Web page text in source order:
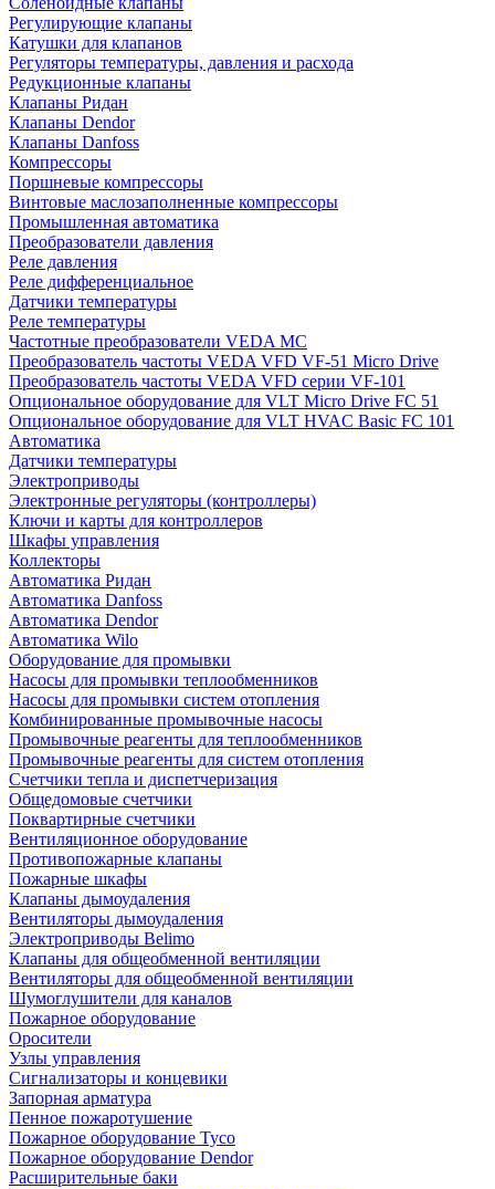
Регулирующие клапаны
Катушки для клапанов
Регуляторы температуры, давления и расхода
Редукционные клапаны
Клапаны Ридан
Клапаны Dendor
Клапаны Danfoss
Компрессоры
Поршневые компрессоры
Винтовые маслозаполненные компрессоры
Промышленная автоматика
Преобразователи давления
Реле давления
Реле дифференциальное
Датчики температуры
Реле температуры
Частотные преобразователи VEDA MC
Преобразователь частоты VEDA VFD VF-51 Micro Drive
Преобразователь частоты VEDA VFD серии VF-101
Опциональное оборудование для VLT Micro Drive FC 51
Опциональное оборудование для VLT HVAC Basic FC 101
Автоматика
Датчики температуры
Электроприводы
Электронные регуляторы (контроллеры)
Ключи и карты для контроллеров
Шкафы управления
Коллекторы
Автоматика Ридан
Автоматика Danfoss
Автоматика Dendor
Автоматика Wilo
Оборудование для промывки
Насосы для промывки теплообменников
Насосы для промывки систем отопления
Комбинированные промывочные насосы
Промывочные реагенты для теплообменников
Промывочные реагенты для систем отопления
Счетчики тепла и диспетчеризация
Общедомовые счетчики
Поквартирные счетчики
Вентиляционное оборудование
Противопожарные клапаны
Пожарные шкафы
Клапаны дымоудаления
Вентиляторы дымоудаления
Электроприводы Belimo
Клапаны для общеобменной вентиляции
Вентиляторы для общеобменной вентиляции
Шумоглушители для каналов
Пожарное оборудование
Оросители
Узлы управления
Сигнализаторы и концевики
Запорная арматура
Пенное пожаротушение
Пожарное оборудование Tyco
Пожарное оборудование Dendor
Расширительные баки